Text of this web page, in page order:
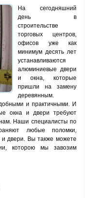
На сегодняшний
день в
строительстве
торговых центров,
офисов уже как
минимум десять лет
устанавливаются
алюминиевые двери
и окна, которые
пришли на замену
деревянным.
и практичными. И
окна и двери требуют
Наши специалисты по
любые поломки,
и двери. Вы также можете
которою мы завозим